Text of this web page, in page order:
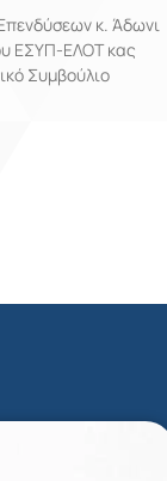
κ. Άδωνι
ΕΣΥΠ-ΕΛΟΤ κας
Συμβούλιο